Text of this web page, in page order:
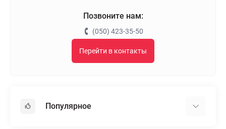
Позвоните нам:
(050) 423-35-50
Перейти в контакты
Популярное